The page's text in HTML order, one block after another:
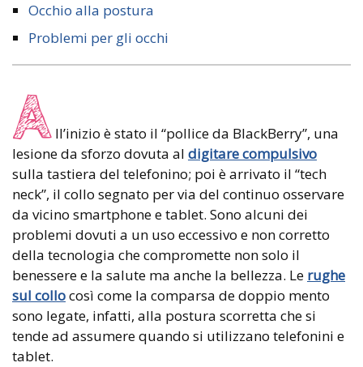
Occhio alla postura
Problemi per gli occhi
A ll’inizio è stato il “pollice da BlackBerry”, una
lesione da sforzo dovuta al digitare compulsivo
sulla tastiera del telefonino; poi è arrivato il “tech
neck”, il collo segnato per via del continuo osservare
da vicino smartphone e tablet. Sono alcuni dei
problemi dovuti a un uso eccessivo e non corretto
della tecnologia che compromette non solo il
benessere e la salute ma anche la bellezza. Le rughe
sul collocosì come la comparsa de doppio mento
sono legate, infatti, alla postura scorretta che si
tende ad assumere quando si utilizzano telefonini e
tablet.